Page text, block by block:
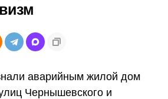
аварийным жилой дом
Чернышевского и